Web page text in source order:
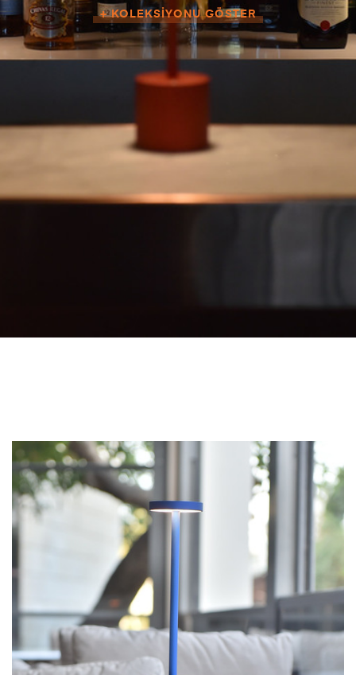
+ KOLEKSIYONU GÖSTER